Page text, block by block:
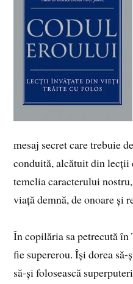
mesaj secret care trebuie
conduită, alcătuit din lecții
temelia caracterului
viață demnă, de onoare și
În copilăria sa petrecută în
fie supererou. Își dorea să-
să-și folosească